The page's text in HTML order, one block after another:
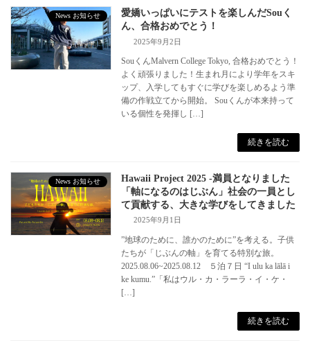
News お知らせ
愛嬌いっぱいにテストを楽しんだSouく
ん、合格おめでとう！
2025年9月2日
SouくんMalvern College Tokyo, 合格おめでとう！
よく頑張りました！生まれ月により学年をスキ
ップ、入学してもすぐに学びを楽しめるよう準
備の作戦立てから開始。 Souくんが本来持って
いる個性を発揮し […]
続きを読む
News お知らせ
Hawaii Project 2025 -満員となりました
「軸になるのはじぶん」社会の一員とし
て貢献する、大きな学びをしてきました
2025年9月1日
”地球のために、誰かのために”を考える。子供
たちが「じぶんの軸」を育てる特別な旅。
2025.08.06~2025.08.12 ５泊７日 “I ulu ka lālā i
ke kumu.”「私はウル・カ・ラーラ・イ・ケ・
[…]
続きを読む